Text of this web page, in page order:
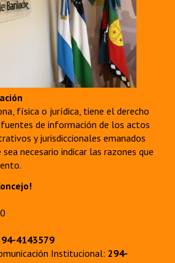
física o jurídica, tiene el derecho
de información de los actos
y jurisdiccionales emanados
necesario indicar las razones que
4143579
Institucional: 294-